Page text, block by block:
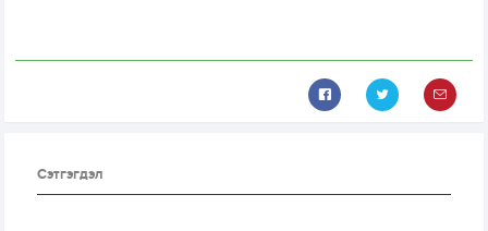
Сэтгэгдэл